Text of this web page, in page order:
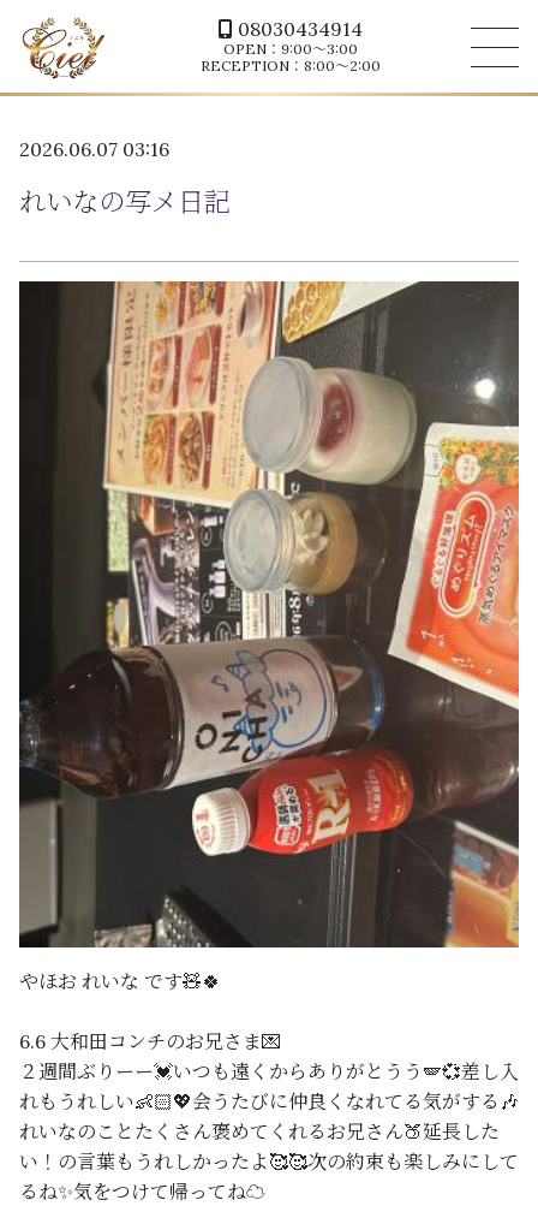
08030434914
OPEN：9:00～3:00
RECEPTION：8:00～2:00
2026.06.07 03:16
れいなの写メ日記
やほお れいな です🧸🍀
6.6 大和田コンチのお兄さま💌
２週間ぶりーー💓いつも遠くからありがとうう🪽💞差し入
れもうれしい👶🏻💖会うたびに仲良くなれてる気がする🎶
れいなのことたくさん褒めてくれるお兄さん🍑延長した
い！の言葉もうれしかったよ🥰🥰次の約束も楽しみにして
るね✨気をつけて帰ってね☁️